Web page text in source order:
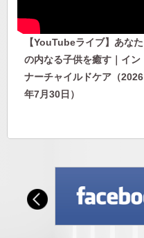
【YouTubeライブ】あなた
の内なる子供を癒す｜イン
ナーチャイルドケア（2026
年7月30日）
自分に優しくなれない人に